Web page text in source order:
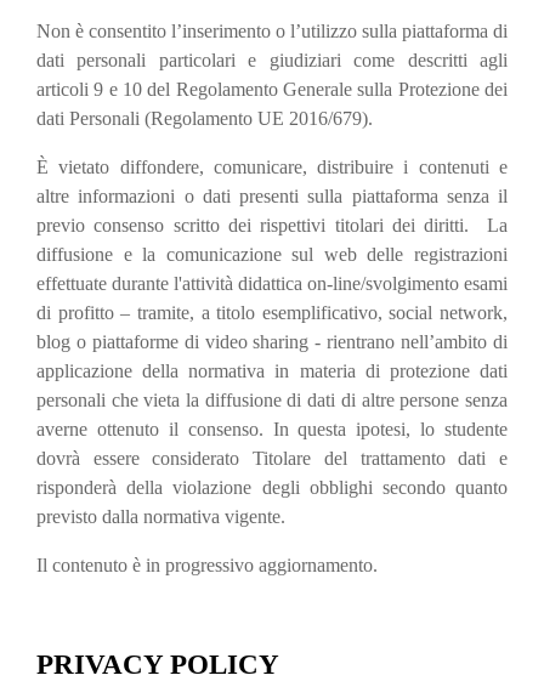
Non è consentito l’inserimento o l’utilizzo sulla piattaforma di
dati personali particolari e giudiziari come descritti agli
articoli 9 e 10 del Regolamento Generale sulla Protezione dei
dati Personali (Regolamento UE 2016/679).
È vietato diffondere, comunicare, distribuire i contenuti e
altre informazioni o dati presenti sulla piattaforma senza il
previo consenso scritto dei rispettivi titolari dei diritti. La
diffusione e la comunicazione sul web delle registrazioni
effettuate durante l'attività didattica on-line/svolgimento esami
di profitto – tramite, a titolo esemplificativo, social network,
blog o piattaforme di video sharing - rientrano nell’ambito di
applicazione della normativa in materia di protezione dati
personali che vieta la diffusione di dati di altre persone senza
averne ottenuto il consenso. In questa ipotesi, lo studente
dovrà essere considerato Titolare del trattamento dati e
risponderà della violazione degli obblighi secondo quanto
previsto dalla normativa vigente.
Il contenuto è in progressivo aggiornamento.
PRIVACY POLICY